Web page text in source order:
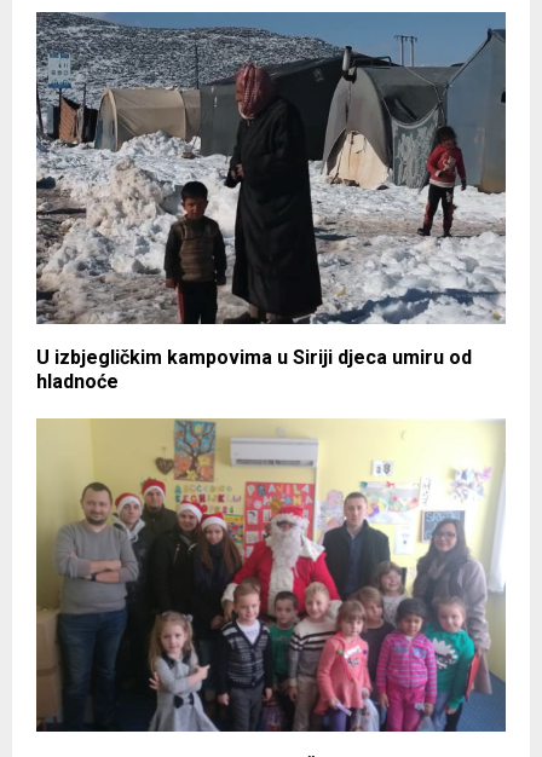
U izbjegličkim kampovima u Siriji djeca umiru od
hladnoće